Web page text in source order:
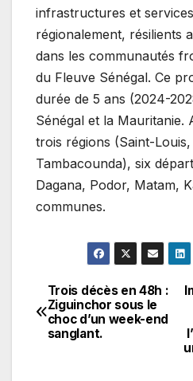
infrastructures et
régionalement, résilients
dans les communautés
du Fleuve Sénégal. Ce
durée de 5 ans (2024-
Sénégal et la Mauritanie.
trois régions (Saint-
Tambacounda), six
Dagana, Podor, Matam,
communes.
Navigation
de
Trois décès en 48h :
Ziguinchor sous le
choc d’un week-end
sanglant.